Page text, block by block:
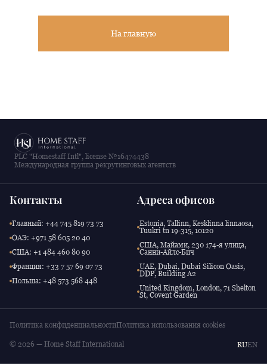
На главную
PLC "Homestaff Intl", license №16474438
Международная группа рекрутинговых агентств
Контакты
Главный: +44 745 819 73 73
ОАЭ: +971 58 605 20 40
США: +1 484 460 80 90
Франция: +33 7 57 69 07 73
Польша: +48 573 568 448
Адреса офисов
Estonia, Tallinn, Kesklinna linnaosa,
Tuukri tn 19-315, 10120
США, Майами, 230 174-я улица,
Санни-Айлс-Бич
UAE, Dubai, Dubai Silicon Oasis,
DDP, Building A2
United Kingdom, London, 71 Shelton
St, Covent Garden
Политика конфиденциальностиПолитика использования cookies
© 2026 — Home Staff International RUEN